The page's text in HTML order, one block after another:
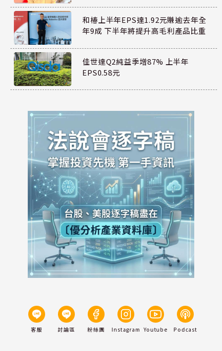
和椿上半年EPS達1.92元賺逾去年全
年9成 下半年將提升高毛利產品比重
佳世達Q2純益季增87% 上半年
EPS0.58元
客服 討論區 粉絲團 Instagram Youtube Podcast